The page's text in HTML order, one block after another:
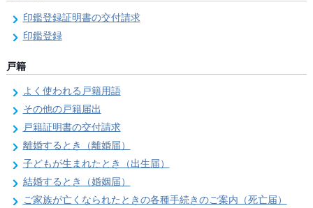
印鑑登録証明書の交付請求
印鑑登録
戸籍
よく使われる戸籍用語
その他の戸籍届出
戸籍証明書の交付請求
離婚するとき（離婚届）
子どもが生まれたとき（出生届）
結婚するとき（婚姻届）
ご家族が亡くなられたときの各種手続きのご案内（死亡届）